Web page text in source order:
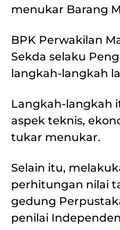
menukar Barang
BPK Perwakilan
Sekda selaku
langkah-langkah
Langkah-langkah
aspek teknis,
tukar menukar.
Selain itu,
perhitungan nilai
gedung
penilai